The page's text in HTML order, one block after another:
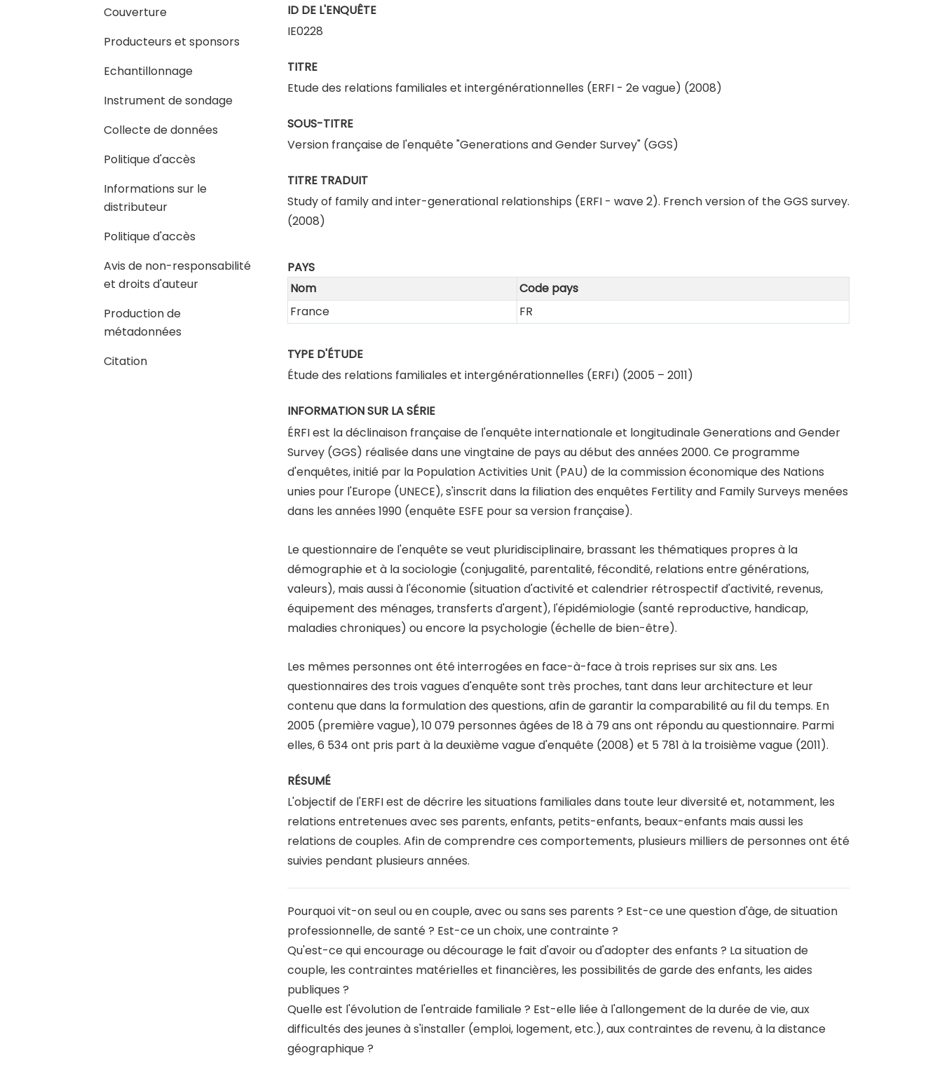
Couverture
Producteurs et sponsors
Echantillonnage
Instrument de sondage
Collecte de données
Politique d'accès
Informations sur le
distributeur
Politique d'accès
Avis de non-responsabilité
et droits d'auteur
Production de
métadonnées
Citation
ID DE L'ENQUÊTE
IE0228
TITRE
Etude des relations familiales et intergénérationnelles (ERFI - 2e vague) (2008)
SOUS-TITRE
Version française de l'enquête "Generations and Gender Survey" (GGS)
TITRE TRADUIT
Study of family and inter-generational relationships (ERFI - wave 2). French version of the GGS survey.
(2008)
PAYS
Nom
Code pays
France
FR
TYPE D'ÉTUDE
Étude des relations familiales et intergénérationnelles (ERFI) (2005 – 2011)
INFORMATION SUR LA SÉRIE
ÉRFI est la déclinaison française de l'enquête internationale et longitudinale Generations and Gender
Survey (GGS) réalisée dans une vingtaine de pays au début des années 2000. Ce programme
d'enquêtes, initié par la Population Activities Unit (PAU) de la commission économique des Nations
unies pour l'Europe (UNECE), s'inscrit dans la filiation des enquêtes Fertility and Family Surveys menées
dans les années 1990 (enquête ESFE pour sa version française).
Le questionnaire de l'enquête se veut pluridisciplinaire, brassant les thématiques propres à la
démographie et à la sociologie (conjugalité, parentalité, fécondité, relations entre générations,
valeurs), mais aussi à l'économie (situation d'activité et calendrier rétrospectif d'activité, revenus,
équipement des ménages, transferts d'argent), l'épidémiologie (santé reproductive, handicap,
maladies chroniques) ou encore la psychologie (échelle de bien-être).
Les mêmes personnes ont été interrogées en face-à-face à trois reprises sur six ans. Les
questionnaires des trois vagues d'enquête sont très proches, tant dans leur architecture et leur
contenu que dans la formulation des questions, afin de garantir la comparabilité au fil du temps. En
2005 (première vague), 10 079 personnes âgées de 18 à 79 ans ont répondu au questionnaire. Parmi
elles, 6 534 ont pris part à la deuxième vague d'enquête (2008) et 5 781 à la troisième vague (2011).
RÉSUMÉ
L'objectif de l'ERFI est de décrire les situations familiales dans toute leur diversité et, notamment, les
relations entretenues avec ses parents, enfants, petits-enfants, beaux-enfants mais aussi les
relations de couples. Afin de comprendre ces comportements, plusieurs milliers de personnes ont été
suivies pendant plusieurs années.
Pourquoi vit-on seul ou en couple, avec ou sans ses parents ? Est-ce une question d'âge, de situation
professionnelle, de santé ? Est-ce un choix, une contrainte ?
Qu'est-ce qui encourage ou décourage le fait d'avoir ou d'adopter des enfants ? La situation de
couple, les contraintes matérielles et financières, les possibilités de garde des enfants, les aides
publiques ?
Quelle est l'évolution de l'entraide familiale ? Est-elle liée à l'allongement de la durée de vie, aux
difficultés des jeunes à s'installer (emploi, logement, etc.), aux contraintes de revenu, à la distance
géographique ?